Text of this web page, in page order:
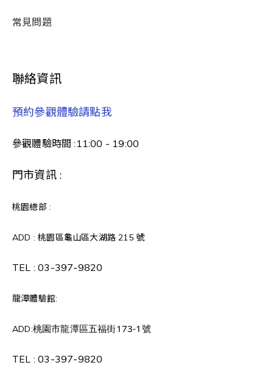
常見問題
聯絡資訊
預約參觀體驗請點我
參觀體驗時間 :11:00 - 19:00
門市資訊 :
桃園總部 :
ADD : 桃園區龜山區大湖路 215 號
TEL :03-397-9820
龍潭體驗館:
ADD:桃園市龍潭區五福街173-1號
TEL :03-397-9820